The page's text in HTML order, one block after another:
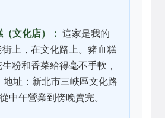
文化店）： 這家是我的
上，在文化路上。豬血糕
粉和香菜給得毫不手軟，
地址：新北市三峽區文化路
中午營業到傍晚賣完。